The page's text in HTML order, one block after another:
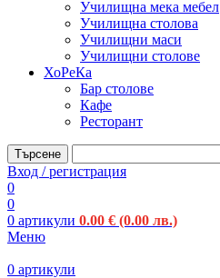
Училищна мека мебел
Училищна столова
Училищни маси
Училищни столове
ХоРеКа
Бар столове
Кафе
Ресторант
Търсене
Вход / регистрация
0
0
0 артикули 0.00 € (0.00 лв.)
Меню
0 артикули